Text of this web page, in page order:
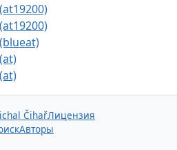
ČihařЛицензия
Авторы